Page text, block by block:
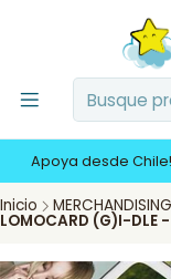
Apoya desde
Inicio MERCHANDISING
LOMOCARD (G)I-DLE -